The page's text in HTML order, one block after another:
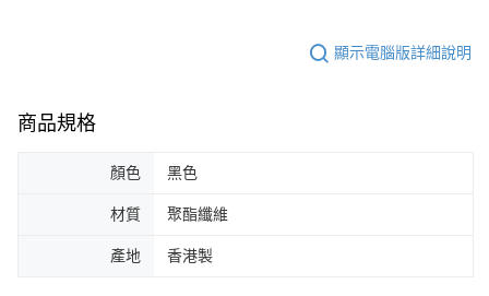
顯示電腦版詳細說明
商品規格
顏色 黑色
材質 聚酯纖維
產地 香港製